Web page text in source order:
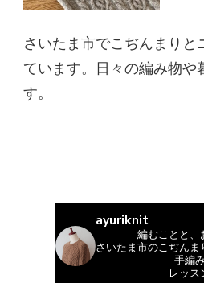
さいたま市でこぢんまりと
ています。日々の編み物や
す。
ayuriknit
編むことと、
さいたま市のこぢん
手編
レッス